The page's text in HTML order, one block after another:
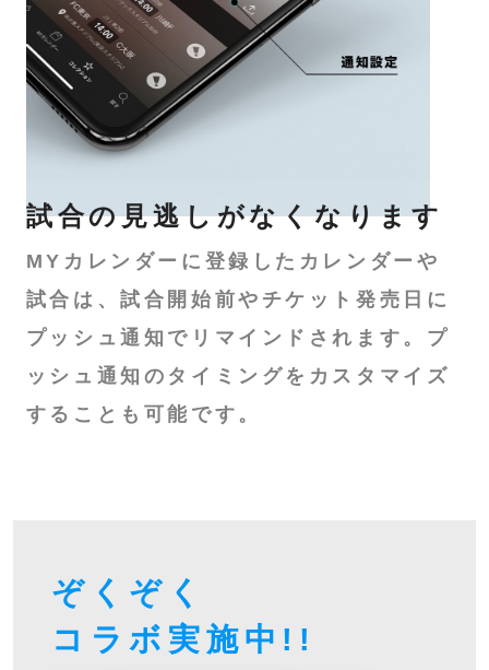
試合の見逃しがなくなります
MYカレンダーに登録したカレンダーや
試合は、試合開始前やチケット発売日に
プッシュ通知でリマインドされます。プ
ッシュ通知のタイミングをカスタマイズ
することも可能です。
ぞくぞく
コラボ 実施中!!